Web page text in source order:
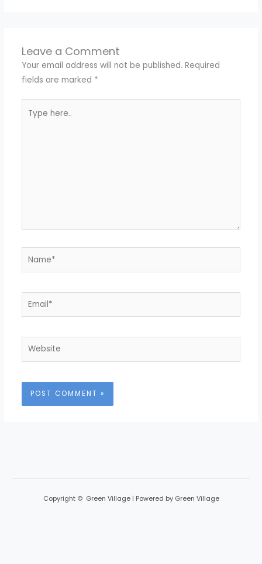
Leave a Comment
Your email address will not be published. Required
fields are marked *
here..
Name*
Email*
Website
Copyright © Green Village | Powered by Green Village